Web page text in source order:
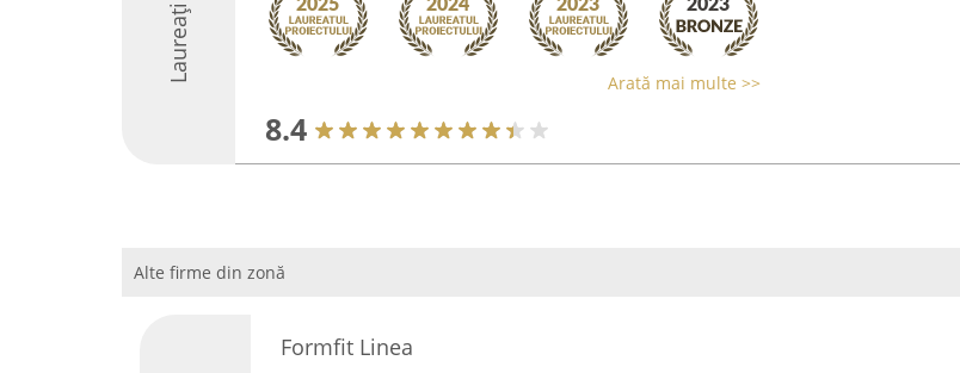
Laureați Arată mai multe >>
8.4
Alte firme din zonă
Formfit Linea